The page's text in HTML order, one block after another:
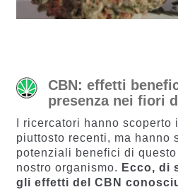
CBN: effetti
presenza nei fiori
I ricercatori hanno scoperto
piuttosto recenti, ma hanno
potenziali benefici di
nostro organismo. Ecco, di
gli effetti del CBN